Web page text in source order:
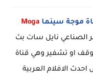
موجة سينما Moga
الصناعي نايل سات بث
او تشفير وهي قناة
الافلام العربية